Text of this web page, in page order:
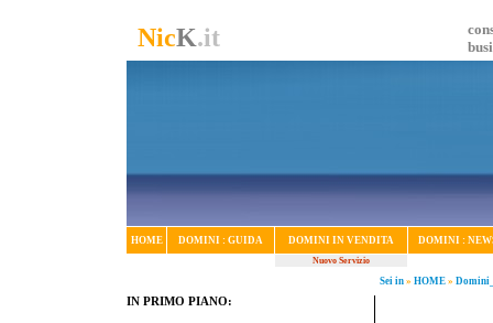
NicK.it
HOME DOMINI : GUIDA DOMINI IN VENDITA DOMINI :
Nuovo Servizio
Sei in » HOME »
IN PRIMO PIANO: